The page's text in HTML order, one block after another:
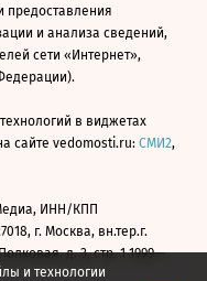
и технологии
предоставления
и анализа сведений,
сети «Интернет»,
в виджетах
сайте vedomosti.ru: СМИ2,
ИНН/КПП
г. Москва, вн.тер.г.
д. 3, стр. 1 1999—